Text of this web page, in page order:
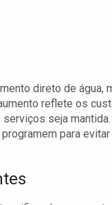
direto de água,
reflete os
seja
para